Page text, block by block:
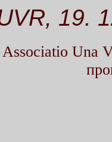
19.
Associatio Una